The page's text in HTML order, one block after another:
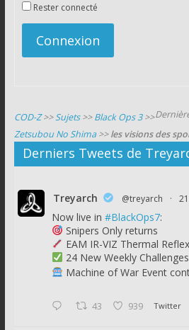
Rester connecté
Connexion
COD-Z>>Sujets>>Black Ops 3>>
Zetsubou No Shima>>les visions des
Derniers Tweets de
Treyarch @treyarch ·
Now live in #BlackOps7:
Snipers Only returns
EAM IR-VIZ Thermal
24 New Weekly Challenges
Machine of War Event
43 939 Twitter